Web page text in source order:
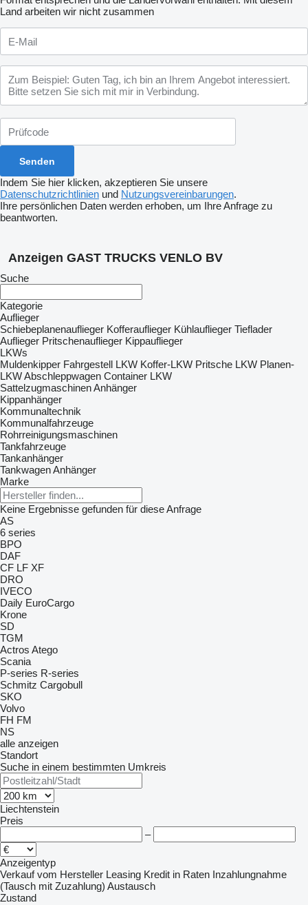
Land arbeiten wir nicht zusammen
Indem Sie hier klicken, akzeptieren Sie unsere
Datenschutzrichtlinien und Nutzungsvereinbarungen.
Ihre persönlichen Daten werden erhoben, um Ihre Anfrage zu
beantworten.
Anzeigen GAST TRUCKS VENLO BV
Suche
Kategorie
Auflieger
Schiebeplanenauflieger Kofferauflieger Kühlauflieger Tieflader
Auflieger Pritschenauflieger Kippauflieger
LKWs
Muldenkipper Fahrgestell LKW Koffer-LKW Pritsche LKW Planen-
LKWAbschleppwagen Container LKW
SattelzugmaschinenAnhänger
Kippanhänger
Kommunaltechnik
Kommunalfahrzeuge
Rohrreinigungsmaschinen
Tankfahrzeuge
Tankanhänger
Tankwagen Anhänger
Marke
Keine Ergebnisse gefunden für diese Anfrage
AS
6 series
BPO
DAF
CF LF XF
DRO
IVECO
Daily EuroCargo
Krone
SD
TGM
Actros Atego
Scania
P-series R-series
Schmitz Cargobull
SKO
Volvo
FH FM
NS
alle anzeigen
Standort
Suche in einem bestimmten Umkreis
Liechtenstein
Preis
–
Anzeigentyp
Verkauf vom Hersteller Leasing Kredit in Raten Inzahlungnahme
(Tausch mit Zuzahlung) Austausch
Zustand